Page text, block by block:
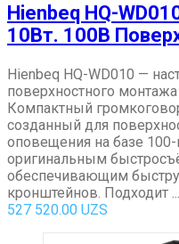
Hienbeq HQ-
10Вт. 100В
Hienbeq HQ-WD010 —
поверхностного
Компактный
созданный для
оповещения на базе
оригинальным
обеспечивающим
кронштейнов. Подходит ...
527 520.00 UZS